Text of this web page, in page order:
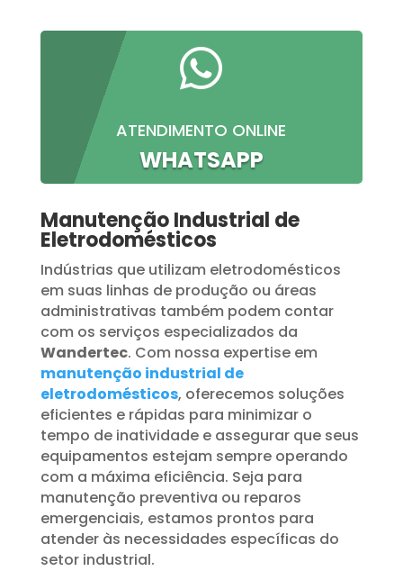

ATENDIMENTO ONLINE
WHATSAPP
Manutenção Industrial de
Eletrodomésticos
Indústrias que utilizam eletrodomésticos
em suas linhas de produção ou áreas
administrativas também podem contar
com os serviços especializados da
Wandertec. Com nossa expertise em
manutenção industrial de
eletrodomésticos, oferecemos soluções
eficientes e rápidas para minimizar o
tempo de inatividade e assegurar que seus
equipamentos estejam sempre operando
com a máxima eficiência. Seja para
manutenção preventiva ou reparos
emergenciais, estamos prontos para
atender às necessidades específicas do
setor industrial.